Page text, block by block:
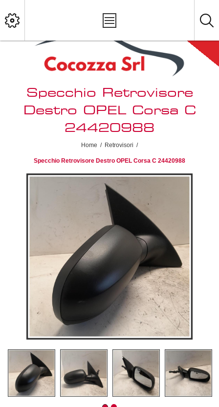
Specchio Retrovisore
Destro OPEL Corsa C
24420988
Home / Retrovisori /
Specchio Retrovisore Destro OPEL Corsa C 24420988